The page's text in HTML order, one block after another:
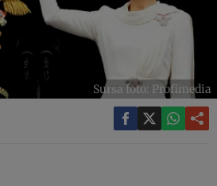
Sursa foto: Profimedia